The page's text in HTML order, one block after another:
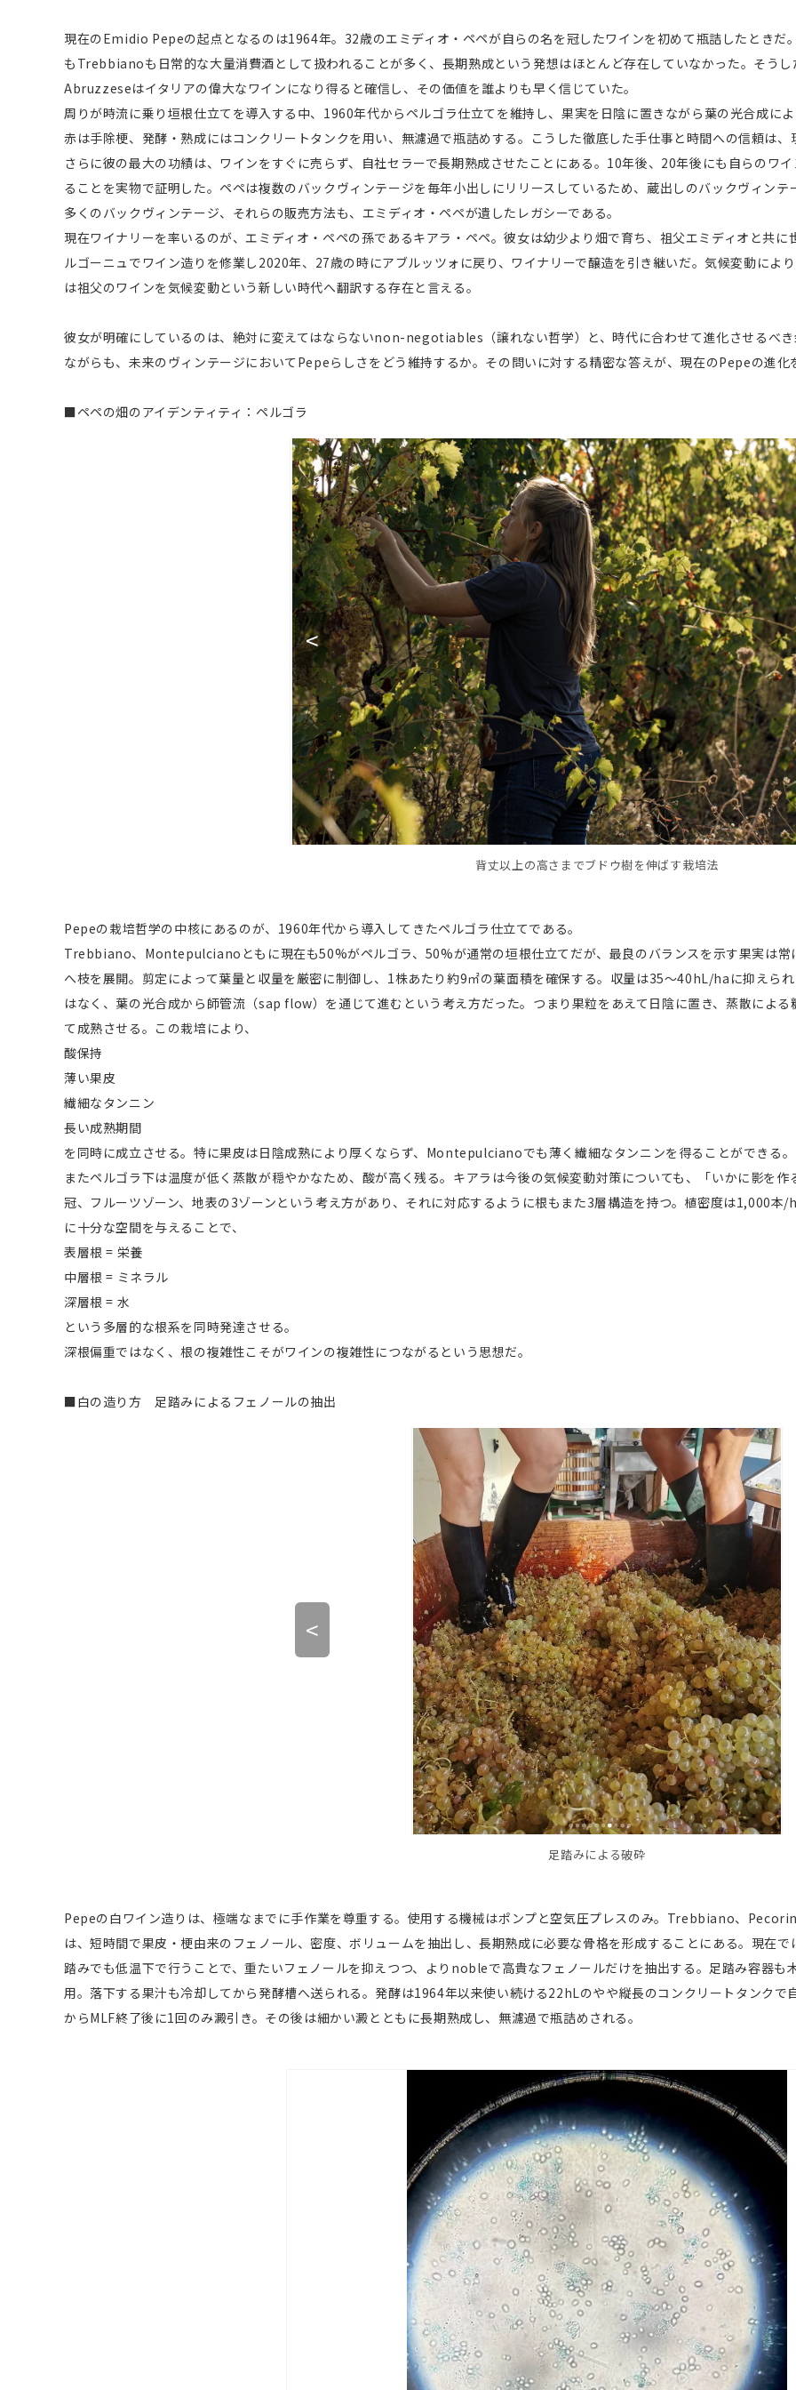
現在のEmidio Pepeの起点となるのは1964年。32歳のエミディオ・ペペが自らの名を冠したワインを初めて瓶詰したとき
もTrebbianoも日常的な大量消費酒として扱われることが多く、長期熟成という発想はほとんど存在していなかった。そ
Abruzzeseはイタリアの偉大なワインになり得ると確信し、その価値を誰よりも早く信じていた。
周りが時流に乗り垣根仕立てを導入する中、1960年代からペルゴラ仕立てを維持し、果実を日陰に置きながら葉の光合成に
赤は手除梗、発酵・熟成にはコンクリートタンクを用い、無濾過で瓶詰めする。こうした徹底した手仕事と時間への信頼は
さらに彼の最大の功績は、ワインをすぐに売らず、自社セラーで長期熟成させたことにある。10年後、20年後にも自らのワ
ることを実物で証明した。ペペは複数のバックヴィンテージを毎年小出しにリリースしているため、蔵出しのバックヴィン
多くのバックヴィンテージ、それらの販売方法も、エミディオ・ペペが遺したレガシーである。
現在ワイナリーを率いるのが、エミディオ・ペペの孫であるキアラ・ペペ。彼女は幼少より畑で育ち、祖父エミディオと共
ルゴーニュでワイン造りを修業し2020年、27歳の時にアブルッツォに戻り、ワイナリーで醸造を引き継いだ。気候変動によ
は祖父のワインを気候変動という新しい時代へ翻訳する存在と言える。
彼女が明確にしているのは、絶対に変えてはならないnon-negotiables（譲れない哲学）と、時代に合わせて進化させるべ
ながらも、未来のヴィンテージにおいてPepeらしさをどう維持するか。その問いに対する精密な答えが、現在のPepeの進化
■ペペの畑のアイデンティティ：ペルゴラ
背丈以上の高さまでブドウ樹を伸ばす栽培法
<
Pepeの栽培哲学の中核にあるのが、1960年代から導入してきたペルゴラ仕立てである。
Trebbiano、Montepulcianoともに現在も50%がペルゴラ、50%が通常の垣根仕立てだが、最良のバランスを示す果実は常
へ枝を展開。剪定によって葉量と収量を厳密に制御し、1株あたり約9㎡の葉面積を確保する。収量は35〜40hL/haに抑えら
はなく、葉の光合成から師管流（sap flow）を通じて進むという考え方だった。つまり果粒をあえて日陰に置き、蒸散によ
て成熟させる。この栽培により、
酸保持
薄い果皮
繊細なタンニン
長い成熟期間
を同時に成立させる。特に果皮は日陰成熟により厚くならず、Montepulcianoでも薄く繊細なタンニンを得ることができる。
またペルゴラ下は温度が低く蒸散が穏やかなため、酸が高く残る。キアラは今後の気候変動対策についても、「いかに影を
冠、フルーツゾーン、地表の3ゾーンという考え方があり、それに対応するように根もまた3層構造を持つ。植密度は1,000
に十分な空間を与えることで、
表層根 = 栄養
中層根 = ミネラル
深層根 = 水
という多層的な根系を同時発達させる。
深根偏重ではなく、根の複雑性こそがワインの複雑性につながるという思想だ。
■白の造り方 足踏みによるフェノールの抽出
足踏みによる破砕
<
Pepeの白ワイン造りは、極端なまでに手作業を尊重する。使用する機械はポンプと空気圧プレスのみ。Trebbiano、
は、短時間で果皮・梗由来のフェノール、密度、ボリュームを抽出し、長期熟成に必要な骨格を形成することにある。現在
踏みでも低温下で行うことで、重たいフェノールを抑えつつ、よりnobleで高貴なフェノールだけを抽出する。足踏み容器
用。落下する果汁も冷却してから発酵槽へ送られる。発酵は1964年以来使い続ける22hLのやや縦長のコンクリートタンク
からMLF終了後に1回のみ澱引き。その後は細かい澱とともに長期熟成し、無濾過で瓶詰めされる。